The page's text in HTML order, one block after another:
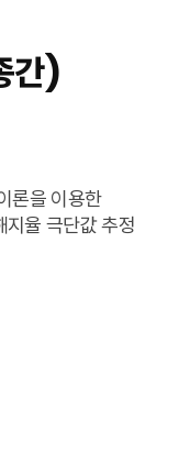
간)
론을 이용한
지율 극단값 추정